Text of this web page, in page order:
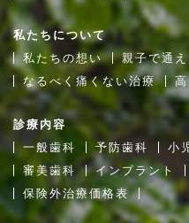
私たちについて
私たちの想い
親子で通
なるべく痛くない治療
診療内容
一般歯科
予防歯科 小
審美歯科
インプラント
保険外治療価格表